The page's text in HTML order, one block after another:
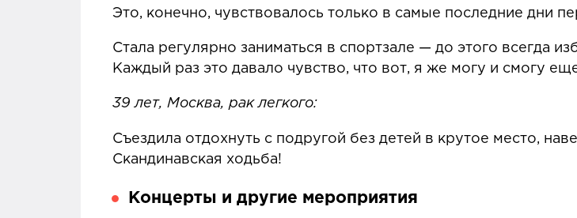
Это, конечно, чувствовалось только в самые последние дни
Стала регулярно заниматься в спортзале — до этого всегда
Каждый раз это давало чувство, что вот, я же могу и смогу
39 лет, Москва, рак легкого:
Съездила отдохнуть с подругой без детей в крутое место,
Скандинавская ходьба!
Концерты и другие мероприятия